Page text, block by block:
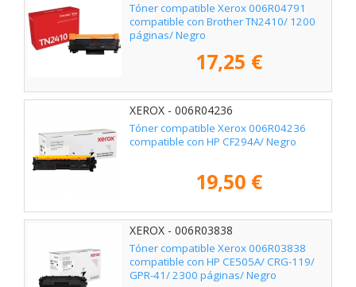
Tóner compatible Xerox 006R04791
compatible con Brother TN2410/ 1200
páginas/ Negro
17,25 €
XEROX - 006R04236
Tóner compatible Xerox 006R04236
compatible con HP CF294A/ Negro
19,50 €
XEROX - 006R03838
Tóner compatible Xerox 006R03838
compatible con HP CE505A/ CRG-119/
GPR-41/ 2300 páginas/ Negro